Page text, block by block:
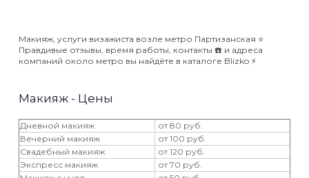
Макияж, услуги визажиста возле метро Партизанская ⭐️
Правдивые отзывы, время работы, контакты ☎️ и адреса
компаний около метро вы найдёте в каталоге Blizko ⚡️
Макияж - Цены
Дневной макияж
от 80 руб.
Вечерний макияж
от 100 руб.
Свадебный макияж
от 120 руб.
Экспресс макияж
от 70 руб.